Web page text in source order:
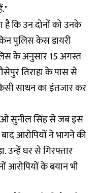
कि उन दोनों को उनके
पुलिस केस डायरी
के अनुसार 15 अगस्त
तिराहा के पास से
साधन का इंतजार कर
सुनील सिंह से जब इस
आरोपियों ने भागने की
उन्हें घर से गिरफ्तार
आरोपियों के बयान भी